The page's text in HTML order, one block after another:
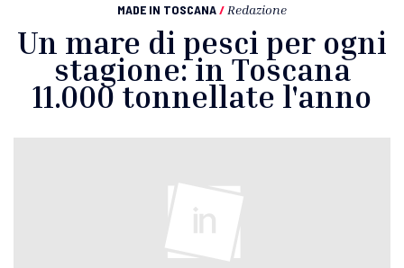
MADE IN TOSCANA/ Redazione
Un mare di pesci per ogni
stagione: in Toscana
11.000 tonnellate l'anno